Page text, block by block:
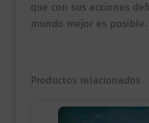
que con sus acciones
mundo mejor es posible.
Productos relacionados